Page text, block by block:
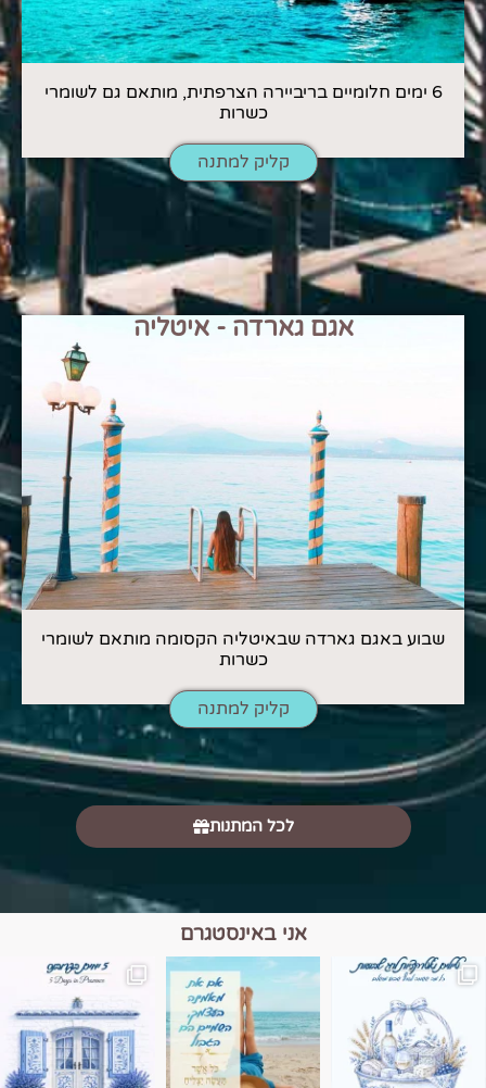
6 ימים חלומיים בריביירה הצרפתית, מותאם גם לשומרי
כשרות
קליק למתנה
אגם גארדה - איטליה
שבוע באגם גארדה שבאיטליה הקסומה מותאם לשומרי
כשרות
קליק למתנה
לכל המתנות
אני באינסטגרם
הם הגבול 💙🩵